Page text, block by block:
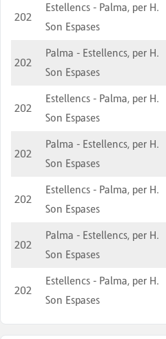
202
Estellencs - Palma, per H.
Son Espases
202
Palma - Estellencs, per H.
Son Espases
202
Estellencs - Palma, per H.
Son Espases
202
Palma - Estellencs, per H.
Son Espases
202
Estellencs - Palma, per H.
Son Espases
202
Palma - Estellencs, per H.
Son Espases
202
Estellencs - Palma, per H.
Son Espases